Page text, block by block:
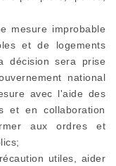
mesure improbable
et de logements
décision sera prise
national
avec l'aide des
et en collaboration
aux ordres et
utiles, aider